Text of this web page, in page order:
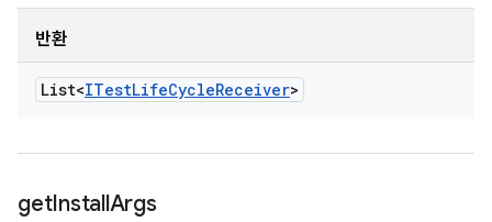
반환
List<ITestLifeCycleReceiver>
getInstallArgs